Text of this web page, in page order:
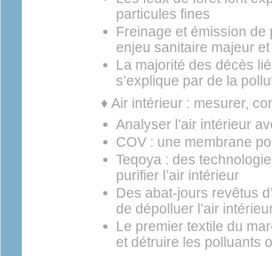
particules fines
Freinage et émission de
enjeu sanitaire majeur
La majorité des décès
s’explique par de la
♦ Air intérieur : mesurer,
Analyser l’air intérieur
COV : une membrane
Teqoya : des
purifier l’air intérieur
Des abat-jours revêtus
de dépolluer l’air
Le premier textile du
et détruire les polluants